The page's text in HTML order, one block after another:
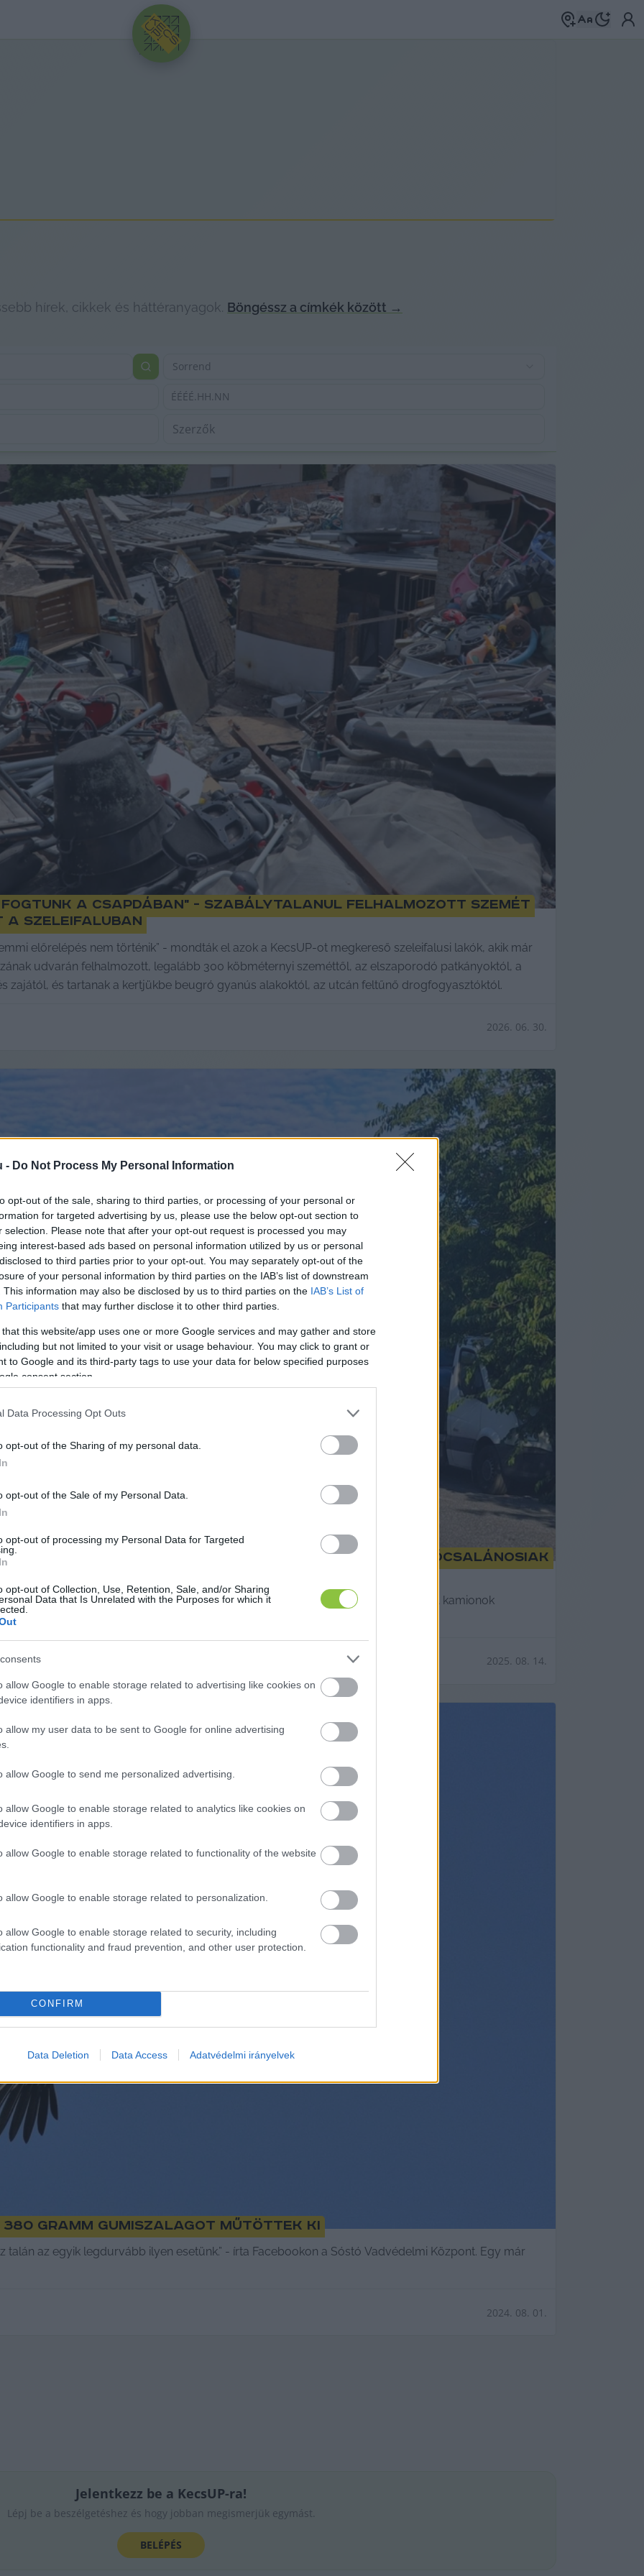
- Do Not Process My Personal Information
opt-out of the sale, sharing to third parties, or processing of your personal or
for targeted advertising by us, please use the below opt-out section to
selection. Please note that after your opt-out request is processed you may
interest-based ads based on personal information utilized by us or personal
to third parties prior to your opt-out. You may separately opt-out of the
of your personal information by third parties on the IAB’s list of downstream
This information may also be disclosed by us to third parties on the IAB’s List of
Participants that may further disclose it to other third parties.
that this website/app uses one or more Google services and may gather and store
but not limited to your visit or usage behaviour. You may click to grant or
to Google and its third-party tags to use your data for below specified purposes
consent section.
Data Processing Opt Outs
opt-out of the Sharing of my personal data.
opt-out of the Sale of my Personal Data.
opt-out of processing my Personal Data for Targeted
opt-out of Collection, Use, Retention, Sale, and/or Sharing
Data that Is Unrelated with the Purposes for which it
allow Google to enable storage related to advertising like cookies on
identifiers in apps.
allow my user data to be sent to Google for online advertising
allow Google to send me personalized advertising.
allow Google to enable storage related to analytics like cookies on
identifiers in apps.
allow Google to enable storage related to functionality of the website
allow Google to enable storage related to personalization.
allow Google to enable storage related to security, including
functionality and fraud prevention, and other user protection.
CONFIRM
Data Deletion Data Access Adatvédelmi irányelvek
HIRDETÉS
hírek, cikkek és háttéranyagok. Böngéssz a címkék között →
Sorrend
ÉÉÉÉ.HH.NN
a csapdában" - szabálytalanul felhalmozott szemét
a Szeleifaluban
előrelépés nem történik” - mondták el azok a KecsUP-ot megkereső szeleifalusi lakók, akik már
udvarán felhalmozott, legalább 300 köbméternyi szeméttől, az elszaporodó patkányoktól, a
zajától, és tartanak a kertjükbe beugró gyanús alakoktól, az utcán feltűnő drogfogyasztóktól.
2026. 06. 30.
és szemetelő sofőrökre panaszkodnak a felsőcsalánosiak
egy felsőcsalánosi alsóbbrendű úton, a sofőrök gyakran itt tartanak pihenőt. A kamionok
2025. 08. 14.
gramm gumiszalagot műtöttek ki
talán az egyik legdurvább ilyen esetünk.” - írta Facebookon a Sóstó Vadvédelmi Központ. Egy már
2024. 08. 01.
Jelentkezz be a KecsUP-ra!
Lépj be a beszélgetéshez és hogy jobban megismerjük egymást.
BELÉPÉS